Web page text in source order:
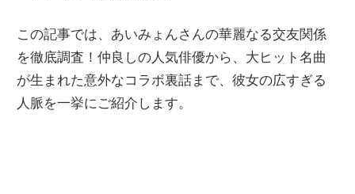
この記事では、あいみょんさんの華麗なる交友関係
を徹底調査！仲良しの人気俳優から、大ヒット名曲
が生まれた意外なコラボ裏話まで、彼女の広すぎる
人脈を一挙にご紹介します。